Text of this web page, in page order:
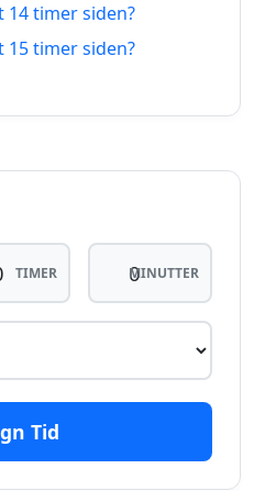
12
timer
02.08.2026
13
fra-na
timer
fra-na
02.08.2026
15
fra-na
02.08.2026
16
14 timer siden?
15 timer siden?
TIMER MINUTTER
Tid